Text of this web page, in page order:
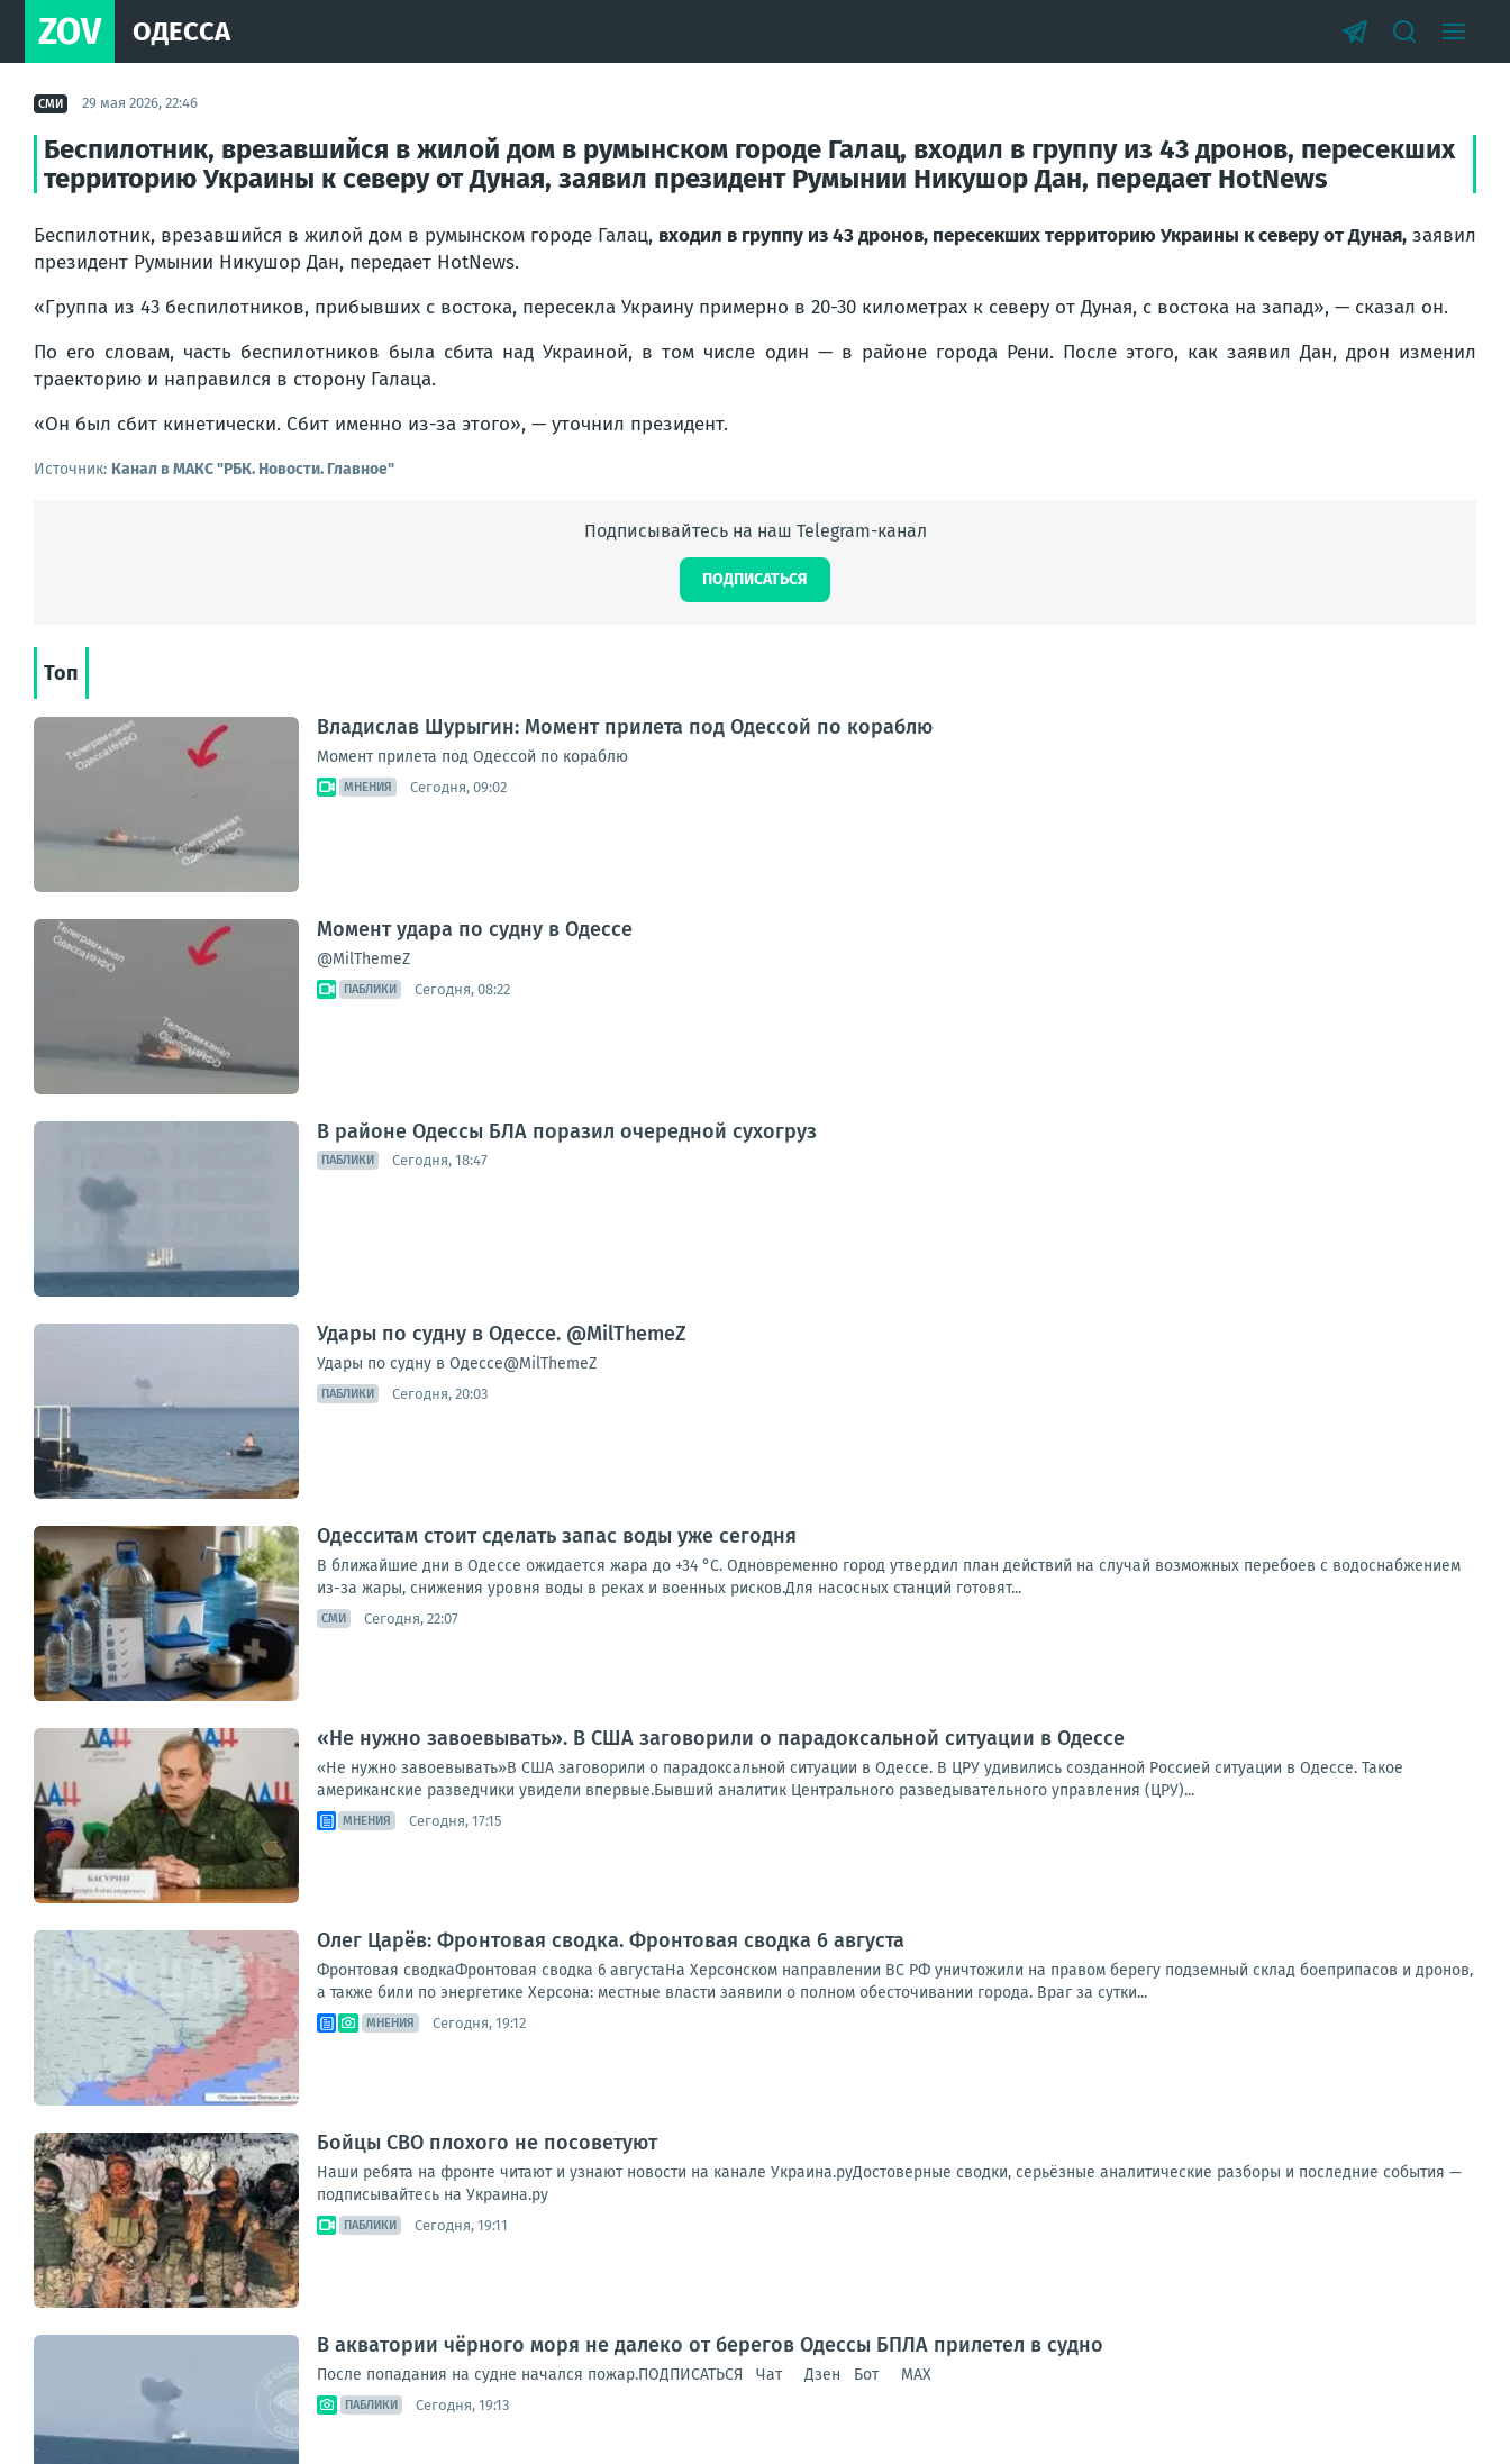
ZOV ОДЕССА
СМИ 29 мая 2026, 22:46
Беспилотник, врезавшийся в жилой дом в румынском городе Галац, входил в группу из 43 дронов, пересекших
территорию Украины к северу от Дуная, заявил президент Румынии Никушор Дан, передает HotNews
Беспилотник, врезавшийся в жилой дом в румынском городе Галац, входил в группу из 43 дронов, пересекших территорию Украины к северу от Дуная, заявил
президент Румынии Никушор Дан, передает HotNews.
«Группа из 43 беспилотников, прибывших с востока, пересекла Украину примерно в 20-30 километрах к северу от Дуная, с востока на запад», — сказал он.
По его словам, часть беспилотников была сбита над Украиной, в том числе один — в районе города Рени. После этого, как заявил Дан, дрон изменил
траекторию и направился в сторону Галаца.
«Он был сбит кинетически. Сбит именно из-за этого», — уточнил президент.
Источник: Канал в МАКС "РБК. Новости. Главное"
Подписывайтесь на наш Telegram-канал
ПОДПИСАТЬСЯ
Топ
Владислав Шурыгин: Момент прилета под Одессой по кораблю
Момент прилета под Одессой по кораблю
МНЕНИЯ Сегодня, 09:02
Момент удара по судну в Одессе
@MilThemeZ
ПАБЛИКИ Сегодня, 08:22
В районе Одессы БЛА поразил очередной сухогруз
ПАБЛИКИ Сегодня, 18:47
Удары по судну в Одессе. @MilThemeZ
Удары по судну в Одессе@MilThemeZ
ПАБЛИКИ Сегодня, 20:03
Одесситам стоит сделать запас воды уже сегодня
В ближайшие дни в Одессе ожидается жара до +34 °C. Одновременно город утвердил план действий на случай возможных перебоев с водоснабжением
из-за жары, снижения уровня воды в реках и военных рисков.Для насосных станций готовят...
СМИ Сегодня, 22:07
«Не нужно завоевывать». В США заговорили о парадоксальной ситуации в Одессе
«Не нужно завоевывать»В США заговорили о парадоксальной ситуации в Одессе. В ЦРУ удивились созданной Россией ситуации в Одессе. Такое
американские разведчики увидели впервые.Бывший аналитик Центрального разведывательного управления (ЦРУ)...
МНЕНИЯ Сегодня, 17:15
Олег Царёв: Фронтовая сводка. Фронтовая сводка 6 августа
Фронтовая сводкаФронтовая сводка 6 августаНа Херсонском направлении ВС РФ уничтожили на правом берегу подземный склад боеприпасов и дронов,
а также били по энергетике Херсона: местные власти заявили о полном обесточивании города. Враг за сутки...
МНЕНИЯ Сегодня, 19:12
Бойцы СВО плохого не посоветуют
Наши ребята на фронте читают и узнают новости на канале Украина.руДостоверные сводки, серьёзные аналитические разборы и последние события —
подписывайтесь на Украина.ру
ПАБЛИКИ Сегодня, 19:11
В акватории чёрного моря не далеко от берегов Одессы БПЛА прилетел в судно
После попадания на судне начался пожар.ПОДПИСАТЬСЯ Чат Дзен Бот MAX
ПАБЛИКИ Сегодня, 19:13